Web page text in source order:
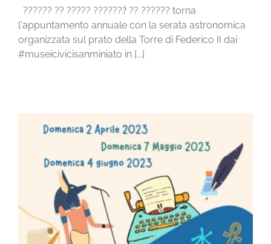
?????? ?? ????? ???????̀ ?? ?????? torna
l'appuntamento annuale con la serata astronomica
organizzata sul prato della Torre di Federico II dai
#museicivicisanminiato in [...]